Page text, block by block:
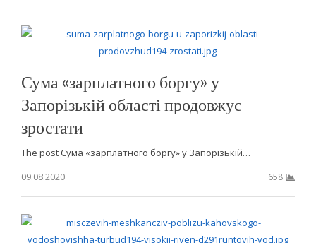
Сума «зарплатного боргу» у
Запорізькій області продовжує
зростати
The post Сума «зарплатного боргу» у Запорізькій…
09.08.2020
658